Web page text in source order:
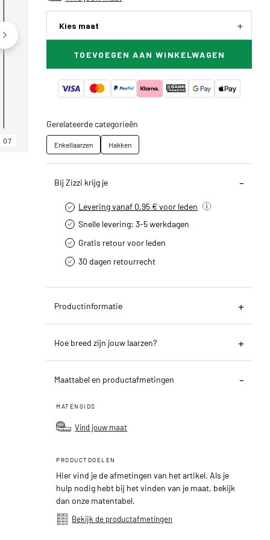
07
Kies maat
TOEVOEGEN AAN WINKELWAGEN
Gerelateerde categorieën
Enkellaarzen Hakken
Bij Zizzi krijg je
Levering vanaf 0.95 € voor leden
Snelle levering: 3-5 werkdagen
Gratis retour voor leden
30 dagen retourrecht­
Productinformatie
Hoe breed zijn jouw laarzen?
Maattabel en productafmetingen
MATENGIDS
Vind jouw maat
PRODUCTDOELEN
Hier vind je de afmetingen van het artikel. Als je
hulp nodig hebt bij het vinden van je maat, bekijk
dan onze matentabel.
Bekijk de productafmetingen